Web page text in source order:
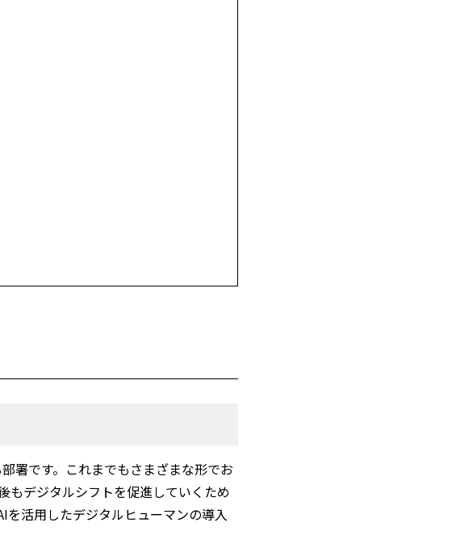
署です。これまでもさまざまな形でお
もデジタルシフトを促進していくため
を活用したデジタルヒューマンの導入